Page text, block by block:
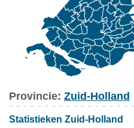
Provincie: Zuid-Holland
Statistieken Zuid-Holland